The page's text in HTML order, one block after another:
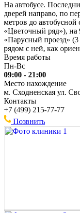
На автобусе.
дверей направо, по
метров до автобусной
«Цветочный ряд»), на
«Парусный проезд»
рядом с ней, как
Время работы
Пн-Вс
09:00 - 21:00
Место нахождение
м. Сходненская ул.
Контакты
+7 (499) 215-77-77
Позвнить